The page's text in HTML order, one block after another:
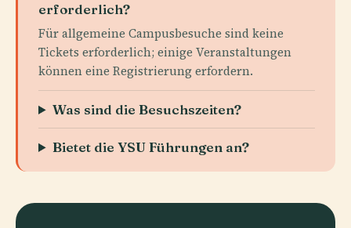
erforderlich?
Für allgemeine Campusbesuche sind keine
Tickets erforderlich; einige Veranstaltungen
können eine Registrierung erfordern.
Was sind die Besuchszeiten?
Bietet die YSU Führungen an?